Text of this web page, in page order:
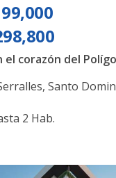
, Santo
2 Hab.